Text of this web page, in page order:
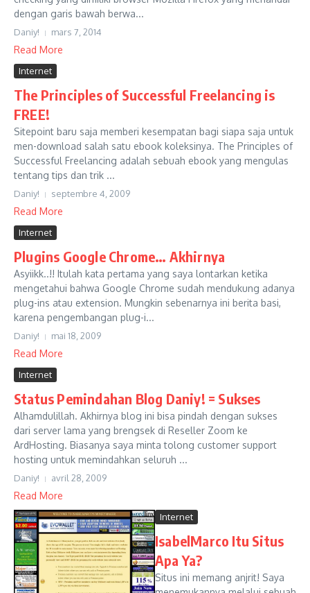
dengan garis bawah berwa...
Daniy! mars 7, 2014
Read More
Internet
The Principles of Successful Freelancing is
FREE!
Sitepoint baru saja memberi kesempatan bagi siapa saja untuk
men-download salah satu ebook koleksinya. The Principles of
Successful Freelancing adalah sebuah ebook yang mengulas
tentang tips dan trik ...
Daniy! septembre 4, 2009
Read More
Internet
Plugins Google Chrome… Akhirnya
Asyiikk..!! Itulah kata pertama yang saya lontarkan ketika
mengetahui bahwa Google Chrome sudah mendukung adanya
plug-ins atau extension. Mungkin sebenarnya ini berita basi,
karena pengembangan plug-i...
Daniy! mai 18, 2009
Read More
Internet
Status Pemindahan Blog Daniy! = Sukses
Alhamdulillah. Akhirnya blog ini bisa pindah dengan sukses
dari server lama yang brengsek di Reseller Zoom ke
ArdHosting. Biasanya saya minta tolong customer support
hosting untuk memindahkan seluruh ...
Daniy! avril 28, 2009
Read More
Internet
IsabelMarco Itu Situs
Apa Ya?
Situs ini memang anjrit! Saya